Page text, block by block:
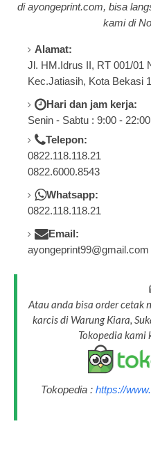
di ayongeprint.com, bisa
kami di
Alamat:
Jl. HM.Idrus II, RT 001/01
Kec.Jatiasih, Kota Bekasi
Hari dan jam kerja:
Senin - Sabtu : 9:00 -
Telepon:
0822.118.118.21
0822.6000.8543
Whatsapp:
0822.118.118.21
Email:
ayongeprint99@gmail.com
Atau anda bisa order cetak
karcis di Warung Kiara,
Tokopedia
Tokopedia : https://